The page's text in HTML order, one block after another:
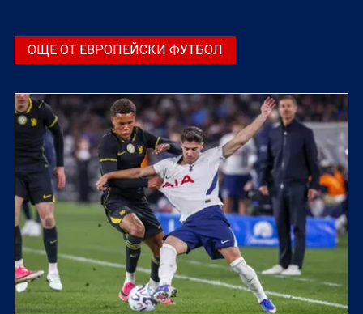
ОЩЕ ОТ ЕВРОПЕЙСКИ ФУТБОЛ